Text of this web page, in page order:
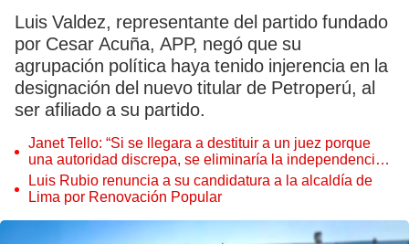
Luis Valdez, representante del partido fundado
por Cesar Acuña, APP, negó que su
agrupación política haya tenido injerencia en la
designación del nuevo titular de Petroperú, al
ser afiliado a su partido.
Janet Tello: “Si se llegara a destituir a un juez porque
una autoridad discrepa, se eliminaría la independencia
judicial”
Luis Rubio renuncia a su candidatura a la alcaldía de
Lima por Renovación Popular